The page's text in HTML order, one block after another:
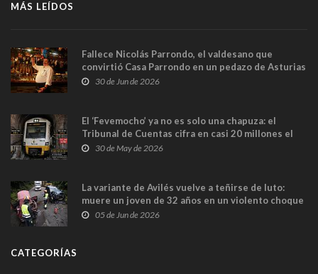
MÁS LEÍDOS
Fallece Nicolás Parrondo, el valdesano que
convirtió Casa Parrondo en un pedazo de Asturias
en Madrid
30 de Jun de 2026
El ‘Fevemocho’ ya no es solo una chapuza: el
Tribunal de Cuentas cifra en casi 20 millones el
sobrecoste de los trenes que no cabían por los
30 de May de 2026
La variante de Avilés vuelve a teñirse de luto:
muere un joven de 32 años en un violento choque
frontal
05 de Jun de 2026
CATEGORÍAS